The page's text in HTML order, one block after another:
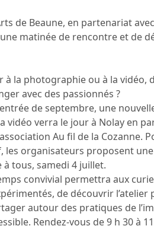
de Beaune, en partenariat
matinée de rencontre et de
à la photographie ou à la
avec des passionnés ?
de septembre, une
vidéo verra le jour à Nolay en
Au fil de la Cozanne.
les organisateurs proposent
à tous, samedi 4 juillet.
convivial permettra aux
de découvrir l’atelier
autour des pratiques de
Rendez-vous de 9 h 30 à